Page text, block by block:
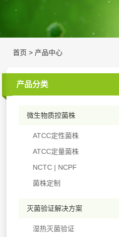
首页 > 产品中心
产品分类
微生物质控菌株
ATCC定性菌株
ATCC定量菌株
NCTC | NCPF
菌株定制
灭菌验证解决方案
湿热灭菌验证